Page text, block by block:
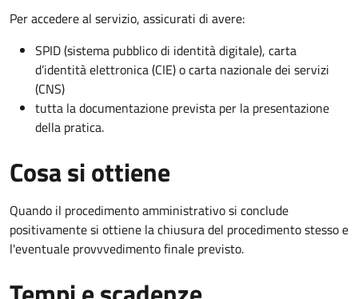
Per accedere al servizio, assicurati di avere:
SPID (sistema pubblico di identità digitale), carta
d’identità elettronica (CIE) o carta nazionale dei servizi
(CNS)
tutta la documentazione prevista per la presentazione
della pratica.
Cosa si ottiene
Quando il procedimento amministrativo si conclude
positivamente si ottiene la chiusura del procedimento stesso e
l'eventuale provvvedimento finale previsto.